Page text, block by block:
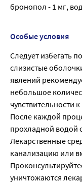
бронопол - 1 мг,
Особые условия
Следует избегать
слизистые
явлений
небольшое
чувствительности
После каждой
прохладной водой
Лекарственные
канализацию или
уничтожаются